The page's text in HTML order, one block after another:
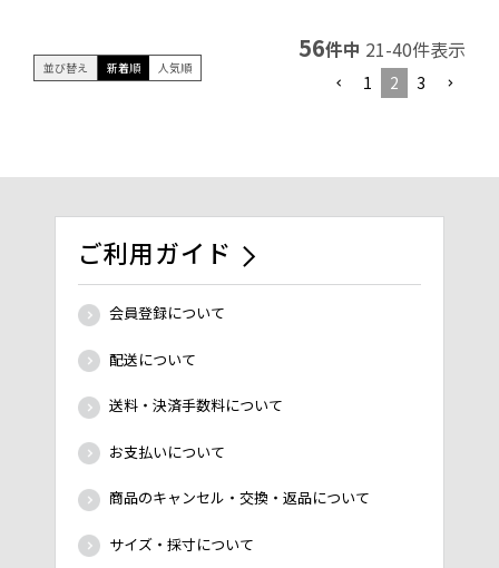
並び替え 新着順 人気順
56件中 21-40件表示
1 2 3
ご利用ガイド
会員登録について
配送について
送料・決済手数料について
お支払いについて
商品のキャンセル・交換・返品について
サイズ・採寸について